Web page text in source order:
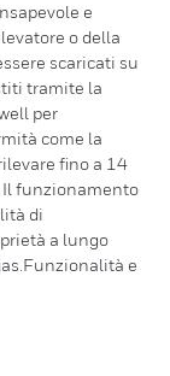
e
o della
scaricati su
tramite la
per
come la
fino a 14
Il funzionamento
di
a lungo
e